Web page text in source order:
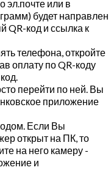
эл.почте или в
будет направлен
код и ссылка к
телефона, откройте
оплату по QR-коду
перейти по ней. Вы
приложение
Если Вы
открыт на ПК, то
на него камеру -
и